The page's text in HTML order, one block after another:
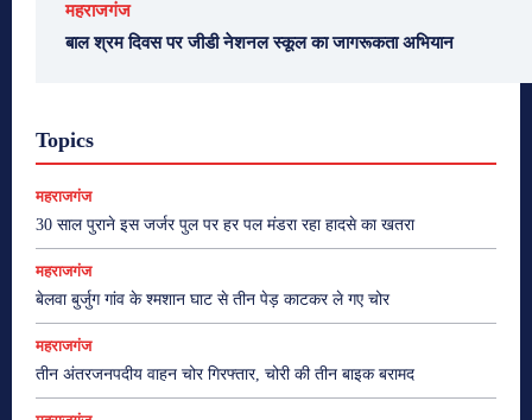
महराजगंज
बाल श्रम दिवस पर जीडी नेशनल स्कूल का जागरूकता अभियान
Topics
महराजगंज
30 साल पुराने इस जर्जर पुल पर हर पल मंडरा रहा हादसे का खतरा
महराजगंज
बेलवा बुर्जुग गांव के श्मशान घाट से तीन पेड़ काटकर ले गए चोर
महराजगंज
तीन अंतरजनपदीय वाहन चोर गिरफ्तार, चोरी की तीन बाइक बरामद